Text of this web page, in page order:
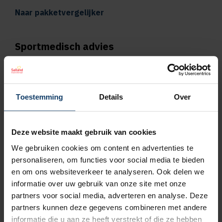
Toestemming Details Over
Deze website maakt gebruik van cookies
We gebruiken cookies om content en advertenties te
personaliseren, om functies voor social media te bieden
en om ons websiteverkeer te analyseren. Ook delen we
informatie over uw gebruik van onze site met onze
partners voor social media, adverteren en analyse. Deze
partners kunnen deze gegevens combineren met andere
informatie die u aan ze heeft verstrekt of die ze hebben
Naar pakketvergelijker
Sportmedisch advies
pakket Plus
Vergoeding tot €250 per kalenderjaar bij
Naar vergoedingenoverzicht
Geen wachttijd voor orthodontie
Wil je een orthodontieverzekering afsluiten,
bijvoorbeeld omdat jouw kind een beugel